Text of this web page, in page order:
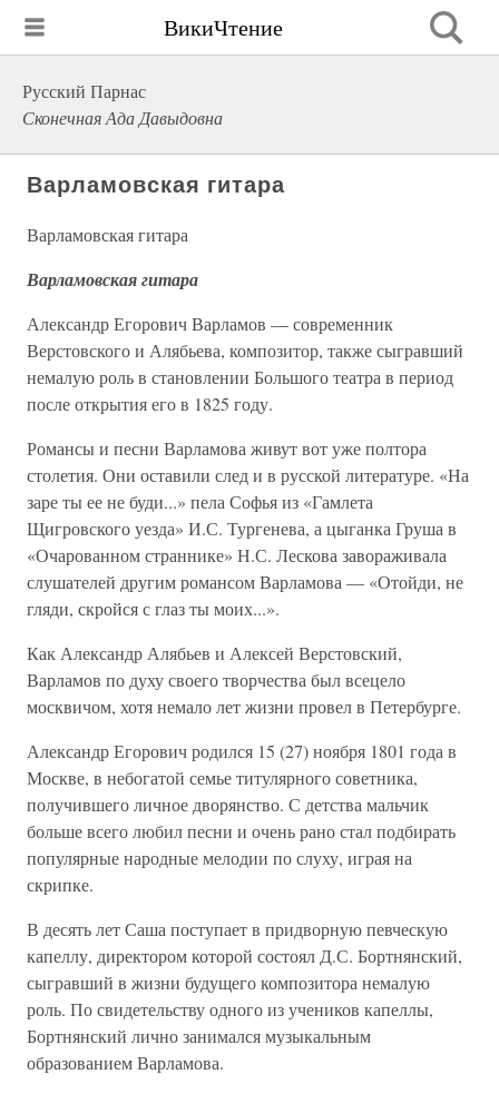
ВикиЧтение
Русский Парнас
Сконечная Ада Давыдовна
Варламовская гитара
Варламовская гитара
Варламовская гитара
Александр Егорович Варламов — современник
Верстовского и Алябьева, композитор, также сыгравший
немалую роль в становлении Большого театра в период
после открытия его в 1825 году.
Романсы и песни Варламова живут вот уже полтора
столетия. Они оставили след и в русской литературе. «На
заре ты ее не буди...» пела Софья из «Гамлета
Щигровского уезда» И.С. Тургенева, а цыганка Груша в
«Очарованном страннике» Н.С. Лескова завораживала
слушателей другим романсом Варламова — «Отойди, не
гляди, скройся с глаз ты моих...».
Как Александр Алябьев и Алексей Верстовский,
Варламов по духу своего творчества был всецело
москвичом, хотя немало лет жизни провел в Петербурге.
Александр Егорович родился 15 (27) ноября 1801 года в
Москве, в небогатой семье титулярного советника,
получившего личное дворянство. С детства мальчик
больше всего любил песни и очень рано стал подбирать
популярные народные мелодии по слуху, играя на
скрипке.
В десять лет Саша поступает в придворную певческую
капеллу, директором которой состоял Д.С. Бортнянский,
сыгравший в жизни будущего композитора немалую
роль. По свидетельству одного из учеников капеллы,
Бортнянский лично занимался музыкальным
образованием Варламова.